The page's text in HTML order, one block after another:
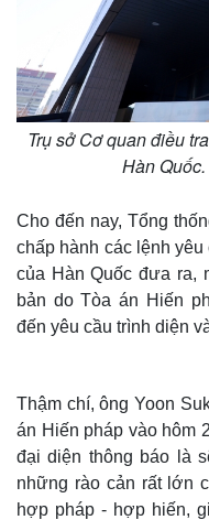
Trụ sở Cơ quan điều
Hàn
Cho đến nay, Tổng
chấp hành các lệnh
của Hàn Quốc đưa ra,
bản do Tòa án Hiến
đến yêu cầu trình diện
Thậm chí, ông Yoon
án Hiến pháp vào hôm
đại diện thông báo là
những rào cản rất lớn
hợp pháp - hợp hiến,